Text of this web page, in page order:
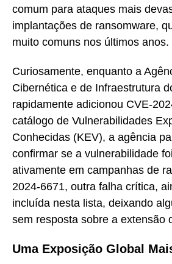
comum para ataques mais
implantações de ransomware,
muito comuns nos últimos anos.
Curiosamente, enquanto a
Cibernética e de Infraestrutura
rapidamente adicionou CVE-
catálogo de Vulnerabilidades
Conhecidas (KEV), a agência
confirmar se a vulnerabilidade
ativamente em campanhas de
2024-6671, outra falha crítica,
incluída nesta lista, deixando
sem resposta sobre a extensão
Uma Exposição Global